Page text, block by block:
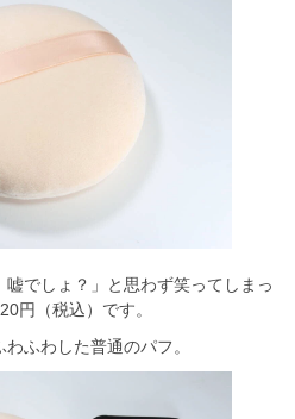
でしょ？」と思わず笑ってしまっ
円（税込）です。
ふわした普通のパフ。